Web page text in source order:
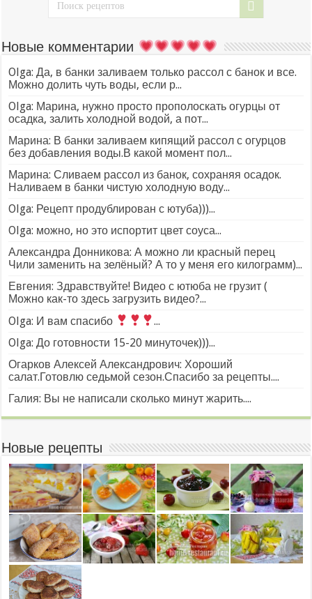
Новые комментарии
Olga: Да, в банки заливаем только рассол с банок и все.
Можно долить чуть воды, если р...
Olga: Марина, нужно просто прополоскать огурцы от
осадка, залить холодной водой, а пот...
Марина: В банки заливаем кипящий рассол с огурцов
без добавления воды.В какой момент пол...
Марина: Сливаем рассол из банок, сохраняя осадок.
Наливаем в банки чистую холодную воду...
Olga: Рецепт продублирован с ютуба)))...
Olga: можно, но это испортит цвет соуса...
Александра Донникова: А можно ли красный перец
Чили заменить на зелёный? А то у меня его килограмм)...
Евгения: Здравствуйте! Видео с ютюба не грузит (
Можно как-то здесь загрузить видео?...
Olga: И вам спасибо
...
Olga: До готовности 15-20 минуточек)))...
Огарков Алексей Александрович: Хороший
салат.Готовлю седьмой сезон.Спасибо за рецепты....
Галия: Вы не написали сколько минут жарить....
Новые рецепты